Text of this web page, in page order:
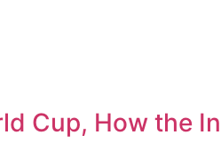
Cup, How the